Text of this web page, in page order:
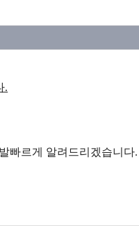
.
빠르게 알려드리겠습니다.